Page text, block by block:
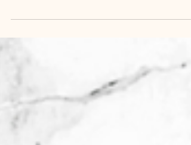
Minimaliste, graphique et résolument
référence en décoration murale de salon. Vue du
ciel, une plage, une route, une forêt ou un paysage
abstrait deviennent de véritables œuvres d’art
capables de transformer l’atmosphère d’une pièce.
mi-chemin entre photographie, art contemporain et
tableau paysage moderne, l’image aérienne
notre rapport à l’espace et app